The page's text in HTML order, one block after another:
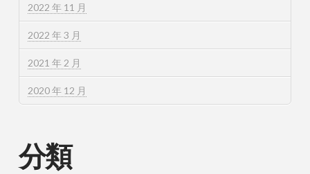
2022 年 11 月
2022 年 3 月
2021 年 2 月
2020 年 12 月
分類